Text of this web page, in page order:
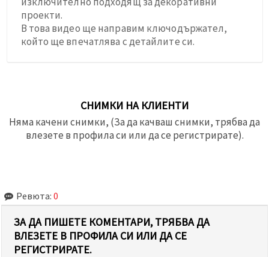
проекти.
В това видео ще направим ключодържател,
който ще впечатлява с детайлите си.
СНИМКИ НА КЛИЕНТИ
Няма качени снимки, (За да качваш снимки, трябва да
влезете в профила си или да се регистрирате).
Ревюта: 0
ЗА ДА ПИШЕТЕ КОМЕНТАРИ, ТРЯБВА ДА
ВЛЕЗЕТЕ В ПРОФИЛА СИ ИЛИ ДА СЕ
РЕГИСТРИРАТЕ.